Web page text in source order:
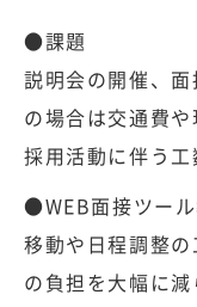
●課題
説明会の開催、
の場合は交通費や
採用活動に伴う
●WEB面接ツー
移動や日程調整
の負担を大幅に減